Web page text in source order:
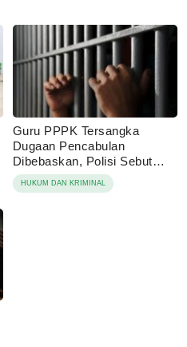
Guru PPPK Tersangka
Dugaan Pencabulan
Dibebaskan, Polisi Sebut
Laporan Dicabut Keluarga
Korban
HUKUM DAN KRIMINAL